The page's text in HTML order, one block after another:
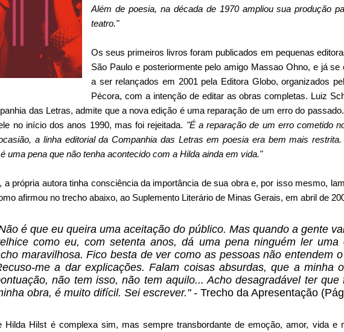
Além de poesia, na década de 1970 ampliou sua produção
teatro."
Os seus primeiros livros foram publicados em pequenas
São Paulo e posteriormente pelo amigo Massao Ohno, e já se
a ser relançados em 2001 pela Editora Globo, organizados
Pécora, com a intenção de editar as obras completas. Luiz
das Letras, admite que a nova edição é uma reparação de um erro do
no início dos anos 1990, mas foi rejeitada. "É a reparação de um erro cometido
a linha editorial da Companhia das Letras em poesia era bem mais
uma pena que não tenha acontecido com a Hilda ainda em vida."
a própria autora tinha consciência da importância de sua obra e, por isso mesmo,
afirmou no trecho abaixo, ao Suplemento Literário de Minas Gerais, em abril de
é que eu queira uma aceitação do público. Mas quando a gente
como eu, com setenta anos, dá uma pena ninguém ler uma
maravilhosa. Fico besta de ver como as pessoas não entendem
me a dar explicações. Falam coisas absurdas, que a minha
não tem isso, não tem aquilo... Acho desagradável ter que
obra, é muito difícil. Sei escrever." - Trecho da Apresentação
Hilda Hilst é complexa sim, mas sempre transbordante de emoção, amor, vida e